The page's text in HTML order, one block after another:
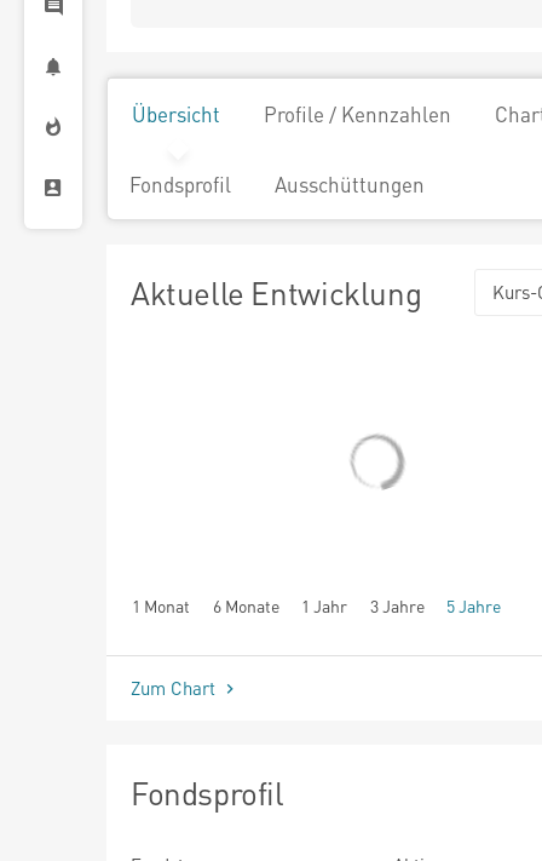
Übersicht Profile / Kennzahlen
Fondsprofil Ausschüttungen
Aktuelle Entwicklung Kurs-
1 Monat 6 Monate 1 Jahr 3 Jahre 5 Jahre
seit Beginn
Zum Chart
Fondsprofil